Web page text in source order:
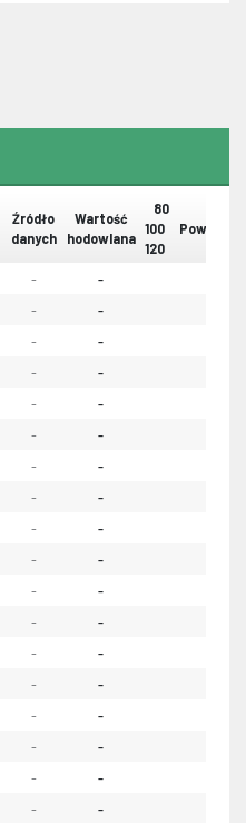
Źródło
danych
Wartość
hodowlana
80
100
120
- -
- -
- -
- -
- -
- -
- -
- -
- -
- -
- -
- -
- -
- -
- -
- -
- -
- -